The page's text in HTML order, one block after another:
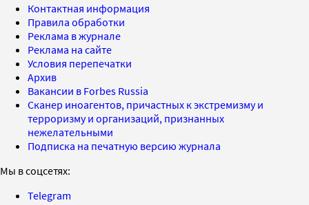
Контактная информация
Правила обработки
Реклама в журнале
Реклама на сайте
Условия перепечатки
Архив
Вакансии в Forbes Russia
Сканер иноагентов, причастных к экстремизму и
терроризму и организаций, признанных
нежелательными
Подписка на печатную версию журнала
Мы в соцсетях:
Telegram